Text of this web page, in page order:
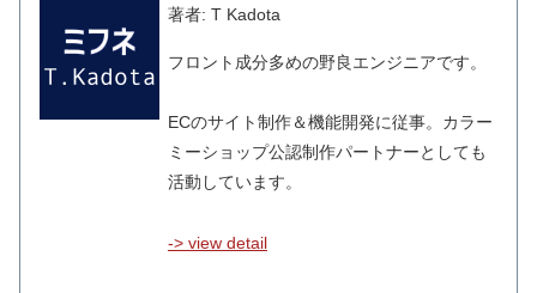
著者: T Kadota
フロント成分多めの野良エンジニアです。
ECのサイト制作＆機能開発に従事。カラー
ミーショップ公認制作パートナーとしても
活動しています。
-> view detail